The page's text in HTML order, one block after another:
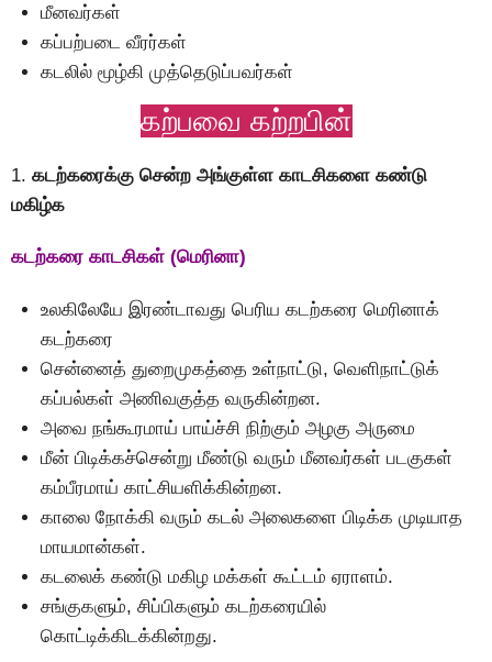
மீனவர்கள்
கப்பற்படை வீரர்கள்
கடலில் மூழ்கி முத்தெடுப்பவர்கள்
கற்பவை கற்றபின்
1. கடற்கரைக்கு சென்ற அங்குள்ள காடசிகளை கண்டு
மகிழ்க
கடற்கரை காடசிகள் (மெரினா)
உலகிலேயே இரண்டாவது பெரிய கடற்கரை மெரினாக்
கடற்கரை
சென்னைத் துறைமுகத்தை உள்நாட்டு, வெளிநாட்டுக்
கப்பல்கள் அணிவகுத்த வருகின்றன.
அவை நங்கூரமாய் பாய்ச்சி நிற்கும் அழகு அருமை
மீன் பிடிக்கச்சென்று மீண்டு வரும் மீனவர்கள் படகுகள்
கம்பீரமாய் காட்சியளிக்கின்றன.
காலை நோக்கி வரும் கடல் அலைகளை பிடிக்க முடியாத
மாயமான்கள்.
கடலைக் கண்டு மகிழ மக்கள் கூட்டம் ஏராளம்.
சங்குகளும், சிப்பிகளும் கடற்கரையில்
கொட்டிக்கிடக்கின்றது.